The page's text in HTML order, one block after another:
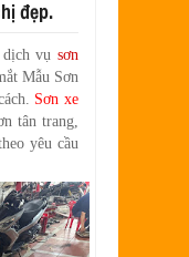
XE EXCITER 2010 MÀU ĐỎ CAM
TEM ĐẤU XE NOUVO LX MÀU
31, 2022
XE ATTILA ELIZABETH PHỐI
11, 2022
XE NOUVO LX PHỐI MÀU XANH
31, 2022
ĐỔI MÀU GÓC NHÌN HONDA PS
31, 2022
đẹp.
vụsơn
Mẫu Sơn
Sơn xe
tân trang,
yêu cầu